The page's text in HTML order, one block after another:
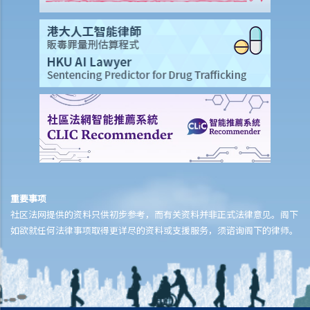
重要事项
社区法网提供的资料只供初步参考，而有关资料并非正式法律意见。阁下
如欲就任何法律事项取得更详尽的资料或支援服务，须谘询阁下的律师。